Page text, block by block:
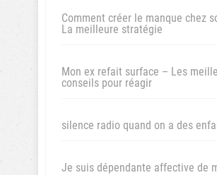
Comment créer le manque chez
La meilleure stratégie
Mon ex refait surface – Les
conseils pour réagir
silence radio quand on a des
Je suis dépendante affective de